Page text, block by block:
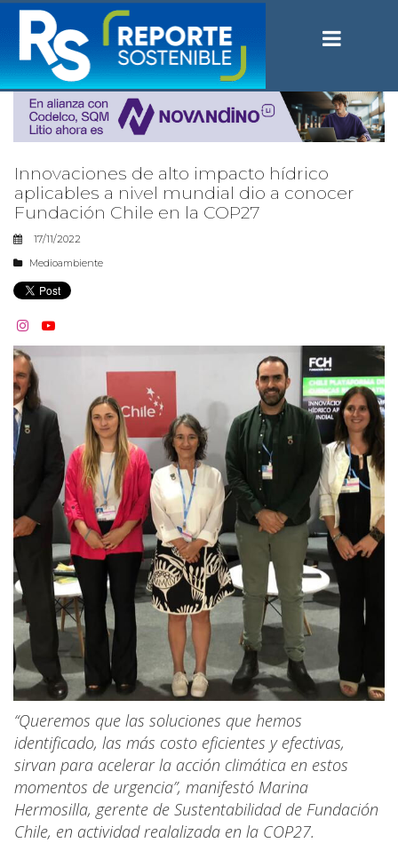
Innovaciones de alto impacto hídrico
aplicables a nivel mundial dio a conocer
Fundación Chile en la COP27
17/11/2022
Medioambiente
 
“Queremos que las soluciones que hemos
identificado, las más costo eficientes y efectivas,
sirvan para acelerar la acción climática en estos
momentos de urgencia”, manifestó Marina
Hermosilla, gerente de Sustentabilidad de Fundación
Chile, en actividad realalizada en la COP27.